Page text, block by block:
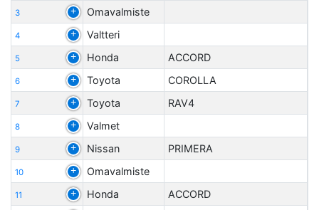
3 Omavalmiste
4 Valtteri
5 Honda ACCORD
6 Toyota COROLLA
7 Toyota RAV4
8 Valmet
9 Nissan PRIMERA
10 Omavalmiste
11 Honda ACCORD